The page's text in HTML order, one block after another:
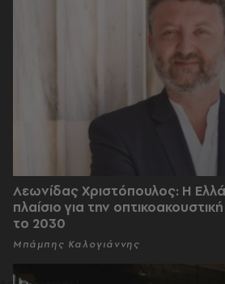
Λεωνίδας Χριστόπουλος: Η
πλαίσιο για την
το 2030
Μπάμπης Καλογιάννης